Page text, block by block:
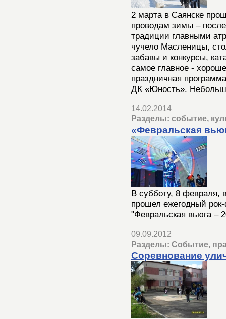
2 марта в Саянске
проводам зимы –
традиции главными
чучело Масленицы,
забавы и конкурсы,
самое главное -
праздничная
ДК «Юность».
14.02.2014
Разделы: событие,
«Февральская
В субботу, 8 февраля,
прошел ежегодный
"Февральская вьюга –
09.09.2012
Разделы: Событие,
Соревнование